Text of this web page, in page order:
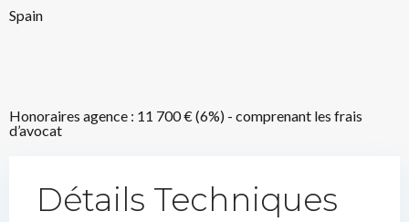
Spain
Honoraires agence : 11 700 € (6%) - comprenant les frais
d’avocat
Détails Techniques